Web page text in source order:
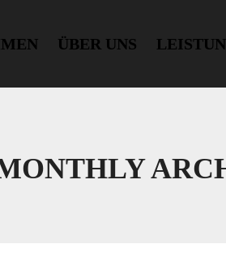
ÜBER UNS